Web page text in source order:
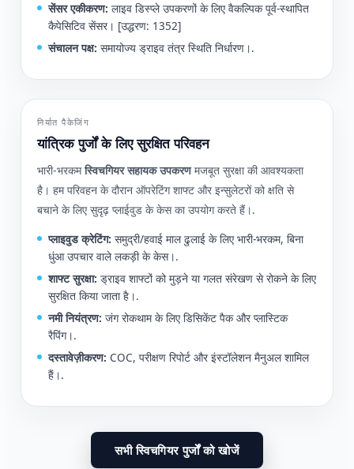
सेंसर एकीकरण: लाइव डिस्प्ले उपकरणों के लिए वैकल्पिक पूर्व-स्थापित
कैपेसिटिव सेंसर। [उद्धरण: 1352]
संचालन पक्ष: समायोज्य ड्राइव तंत्र स्थिति निर्धारण।.
निर्यात पैकेजिंग
यांत्रिक पुर्जों के लिए सुरक्षित परिवहन
भारी-भरकमस्विचगियर सहायक उपकरणमजबूत सुरक्षा की आवश्यकता
है। हम परिवहन के दौरान ऑपरेटिंग शाफ्ट और इन्सुलेटरों को क्षति से
बचाने के लिए सुदृढ़ प्लाईवुड के केस का उपयोग करते हैं।.
प्लाइवुड क्रेटिंग: समुद्री/हवाई माल ढुलाई के लिए भारी-भरकम, बिना
धुंआ उपचार वाले लकड़ी के केस।.
शाफ्ट सुरक्षा: ड्राइव शाफ्टों को मुड़ने या गलत संरेखण से रोकने के लिए
सुरक्षित किया जाता है।.
नमी नियंत्रण: जंग रोकथाम के लिए डिसिकेंट पैक और प्लास्टिक
रैपिंग।.
दस्तावेज़ीकरण: COC, परीक्षण रिपोर्ट और इंस्टॉलेशन मैनुअल शामिल
हैं।.
सभी स्विचगियर पुर्जों को खोजें